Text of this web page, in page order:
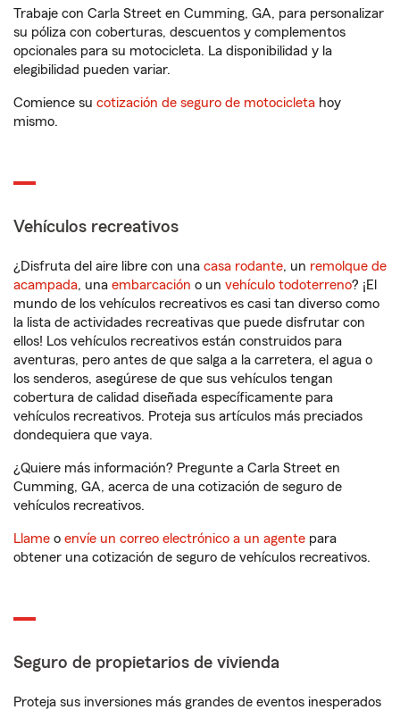
Trabaje con Carla Street en Cumming, GA, para personalizar
su póliza con coberturas, descuentos y complementos
opcionales para su motocicleta. La disponibilidad y la
elegibilidad pueden variar.
Comience su cotización de seguro de motocicleta hoy
mismo.
Vehículos recreativos
¿Disfruta del aire libre con una casa rodante, un remolque de
acampada, una embarcación o un vehículo todoterreno? ¡El
mundo de los vehículos recreativos es casi tan diverso como
la lista de actividades recreativas que puede disfrutar con
ellos! Los vehículos recreativos están construidos para
aventuras, pero antes de que salga a la carretera, el agua o
los senderos, asegúrese de que sus vehículos tengan
cobertura de calidad diseñada específicamente para
vehículos recreativos. Proteja sus artículos más preciados
dondequiera que vaya.
¿Quiere más información? Pregunte a Carla Street en
Cumming, GA, acerca de una cotización de seguro de
vehículos recreativos.
Llame o envíe un correo electrónico a un agente para
obtener una cotización de seguro de vehículos recreativos.
Seguro de propietarios de vivienda
Proteja sus inversiones más grandes de eventos inesperados